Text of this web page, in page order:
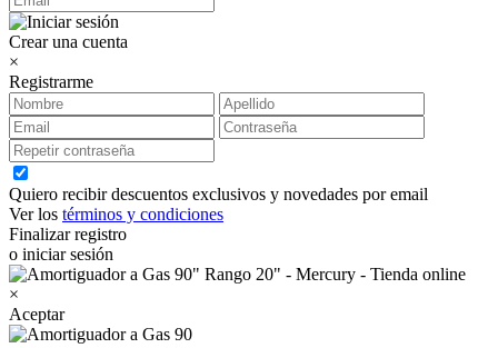
Crear una cuenta
×
Registrarme
Quiero recibir descuentos exclusivos y novedades por email
Ver los términos y condiciones
Finalizar registro
o iniciar sesión
×
Aceptar